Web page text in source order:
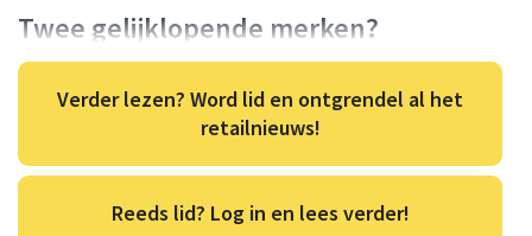
Twee gelijklopende merken?
Verder lezen? Word lid en ontgrendel al het
retailnieuws!
Reeds lid? Log in en lees verder!